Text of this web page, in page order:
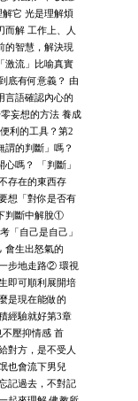
它 光是理解煩
而解 工作上、人
的智慧，解決現
激流」比喻真實
底有何意義？ 由
言語確認內心的
妄想的方法 養成
利的工具？第2
謂的判斷」嗎？
嗎？ 「判斷」
存在的東西存
想「對你是否有
判斷中解脫①
「自己是自己」
會生出怒氣的
步地走路② 環視
即可順利展開培
是現在能做的
經驗就好第3章
不壓抑情感 首
對方，是不受人
也會流下男兒
記過去，不對記